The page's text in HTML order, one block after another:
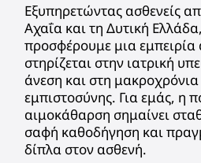
Εξυπηρετώντας ασθενείς
Αχαΐα και τη Δυτική
προσφέρουμε μια
στηρίζεται στην ιατρική
άνεση και στη
εμπιστοσύνης. Για εμάς, η
αιμοκάθαρση σημαίνει
σαφή καθοδήγηση και
δίπλα στον ασθενή.